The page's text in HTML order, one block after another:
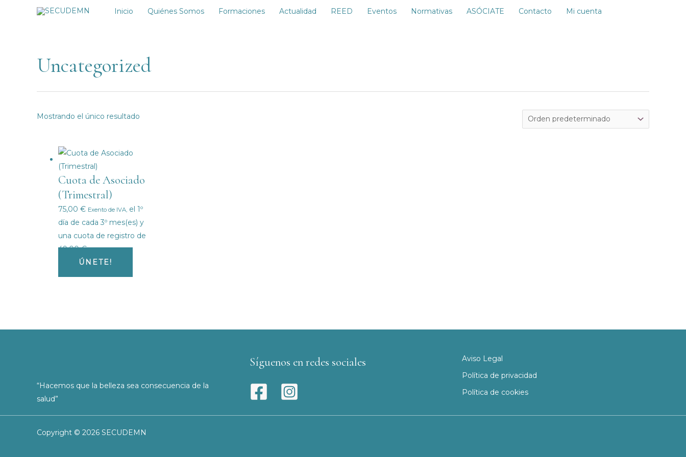
Inicio Quiénes Somos Formaciones Actualidad REED Eventos Normativas ASÓCIATE Contacto Mi cuenta
Uncategorized
Mostrando el único resultado
Cuota de Asociado
(Trimestral)
75,00 € Exento de IVA, el 1º
día de cada 3º mes(es) y
una cuota de registro de
49,00€
ÚNETE!
“Hacemos que la belleza sea consecuencia de la
salud”
Síguenos en redes sociales
Aviso Legal
Política de privacidad
Política de cookies
Copyright © 2026 SECUDEMN